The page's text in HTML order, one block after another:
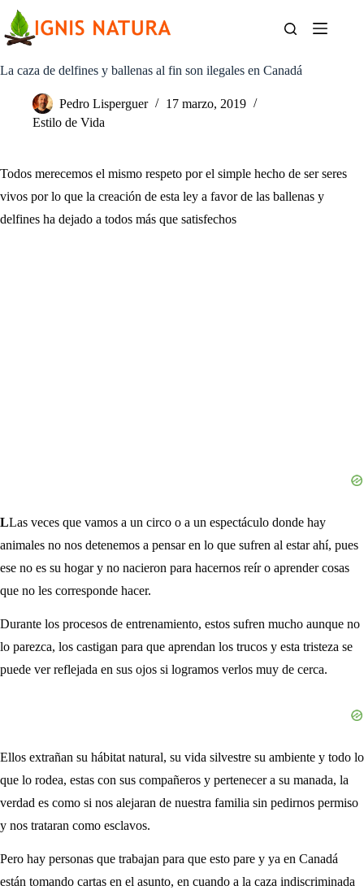
contenido
La caza de delfines y ballenas al fin son ilegales en Canadá
Pedro Lisperguer
17 marzo, 2019
Estilo de Vida
Todos merecemos el mismo respeto por el simple hecho de ser seres
vivos por lo que la creación de esta ley a favor de las ballenas y
delfines ha dejado a todos más que satisfechos
LLas veces que vamos a un circo o a un espectáculo donde hay
animales no nos detenemos a pensar en lo que sufren al estar ahí, pues
ese no es su hogar y no nacieron para hacernos reír o aprender cosas
que no les corresponde hacer.
Durante los procesos de entrenamiento, estos sufren mucho aunque no
lo parezca, los castigan para que aprendan los trucos y esta tristeza se
puede ver reflejada en sus ojos si logramos verlos muy de cerca.
Ellos extrañan su hábitat natural, su vida silvestre su ambiente y todo lo
que lo rodea, estas con sus compañeros y pertenecer a su manada, la
verdad es como si nos alejaran de nuestra familia sin pedirnos permiso
y nos trataran como esclavos.
Pero hay personas que trabajan para que esto pare y ya en Canadá
están tomando cartas en el asunto, en cuando a la caza indiscriminada